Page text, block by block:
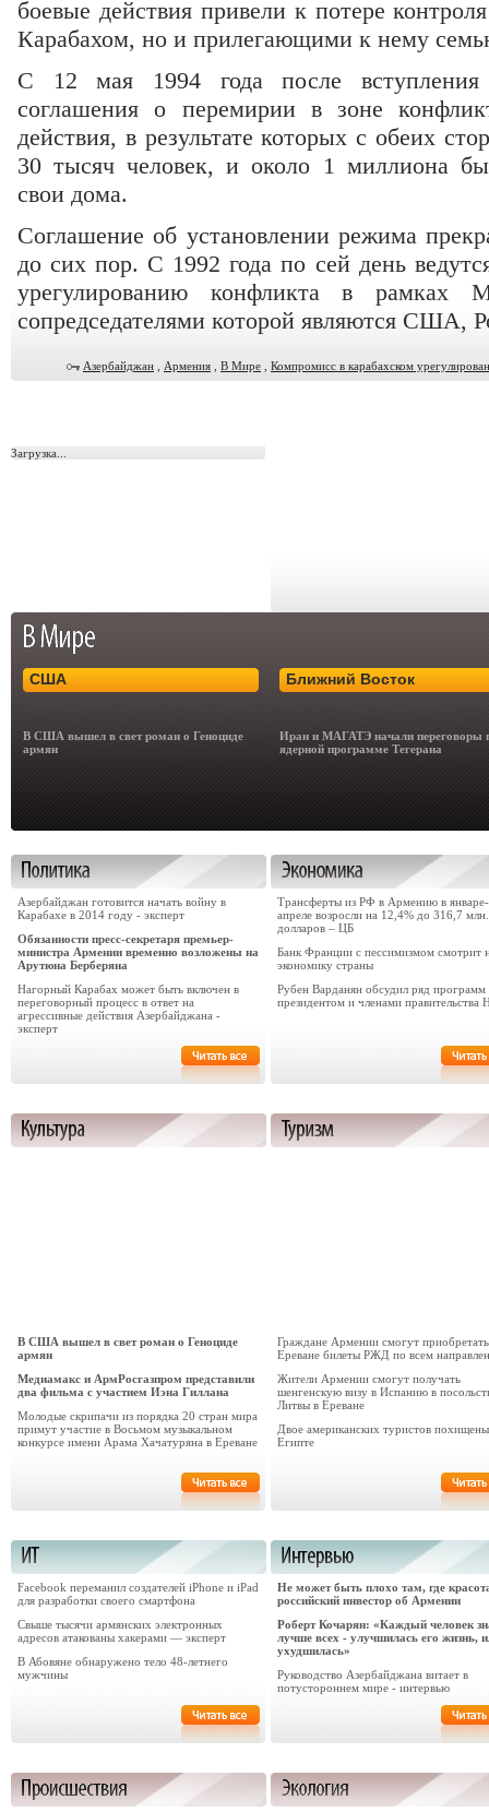
боевые действия привели к потере
Карабахом, но и прилегающими к нему
С 12 мая 1994 года после вступления
соглашения о перемирии в зоне
действия, в результате которых с обеих
30 тысяч человек, и около 1 миллиона
свои дома.
Соглашение об установлении режима
до сих пор. С 1992 года по сей день
урегулированию конфликта в
сопредседателями которой являются США,
Азербайджан Армения В Мире Компромисс в карабахском
Загрузка...
США
В США вышел в свет роман о Геноциде
армян
Ближний Восток
Иран и МАГАТЭ начали переговоры
ядерной программе Тегерана
Азербайджан готовится начать войну в
Карабахе в 2014 году - эксперт
Обязанности пресс-секретаря премьер-
министра Армении временно возложены на
Арутюна Берберяна
Нагорный Карабах может быть включен в
переговорный процесс в ответ на
агрессивные действия Азербайджана -
эксперт
Трансферты из РФ в Армению в январе-
апреле возросли на 12,4% до 316,7 млн.
долларов – ЦБ
Банк Франции с пессимизмом смотрит
экономику страны
Рубен Варданян обсудил ряд программ
президентом и членами правительства
В США вышел в свет роман о Геноциде
армян
Медиамакс и АрмРосгазпром представили
два фильма c участием Иэна Гиллана
Молодые скрипачи из порядка 20 стран мира
примут участие в Восьмом музыкальном
конкурсе имени Арама Хачатуряна в Ереване
Граждане Армении смогут
Ереване билеты РЖД по всем
Жители Армении смогут получать
шенгенскую визу в Испанию в
Литвы в Ереване
Двое американских туристов
Египте
Facebook переманил создателей iPhone и iPad
для разработки своего смартфона
Свыше тысячи армянских электронных
адресов атакованы хакерами — эксперт
В Абовяне обнаружено тело 48-летнего
мужчины
Не может быть плохо там, где
российский инвестор об Армении
Роберт Кочарян: «Каждый человек
лучше всех - улучшилась его жизнь,
ухудшилась»
Руководство Азербайджана витает в
потустороннем мире - интервью